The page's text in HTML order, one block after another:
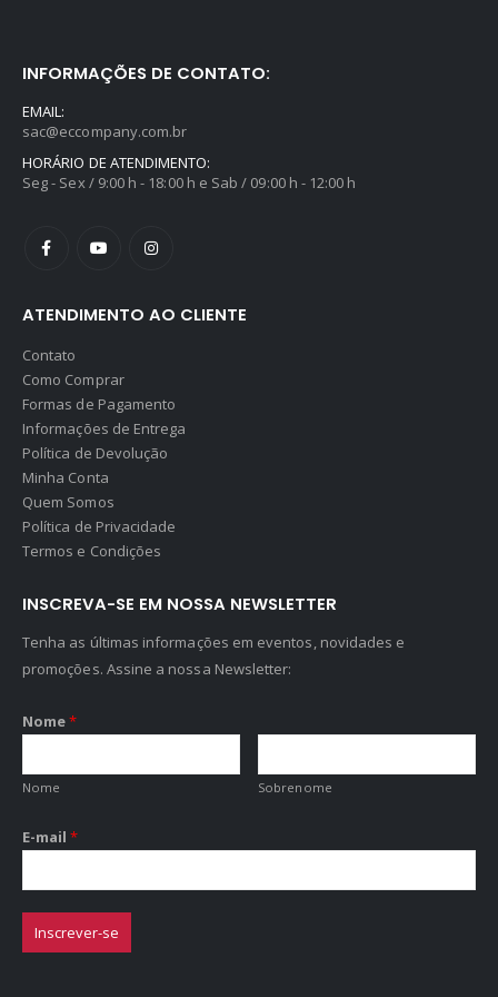
INFORMAÇÕES DE CONTATO:
EMAIL:
sac@eccompany.com.br
HORÁRIO DE ATENDIMENTO:
Seg - Sex / 9:00 h - 18:00 h e Sab / 09:00 h - 12:00 h
ATENDIMENTO AO CLIENTE
Contato
Como Comprar
Formas de Pagamento
Informações de Entrega
Política de Devolução
Minha Conta
Quem Somos
Política de Privacidade
Termos e Condições
INSCREVA-SE EM NOSSA NEWSLETTER
Tenha as últimas informações em eventos, novidades e
promoções. Assine a nossa Newsletter:
Nome*
Nome Sobrenome
E-mail*
Inscrever-se